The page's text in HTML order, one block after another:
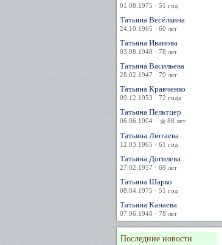
01.08.1975 · 51 год
Татьяна Весёлкина
24.10.1965 · 60 лет
Татьяна Иванова
03.08.1948 · 78 лет
Татьяна Васильева
28.02.1947 · 79 лет
Татьяна Кравченко
09.12.1953 · 72 года
Татьяна Пельтцер
06.06.1904 · 88 лет
Татьяна Лютаева
12.03.1965 · 61 год
Татьяна Догилева
27.02.1957 · 69 лет
Татьяна Шарко
08.04.1975 · 51 год
Татьяна Канаева
07.06.1948 · 78 лет
Последние новости